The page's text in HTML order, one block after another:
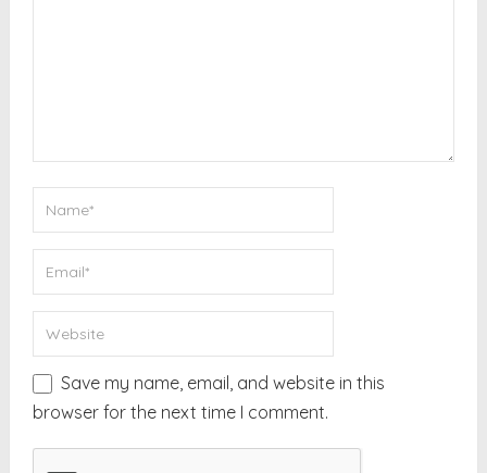
Save my name, email, and website in this
browser for the next time I comment.